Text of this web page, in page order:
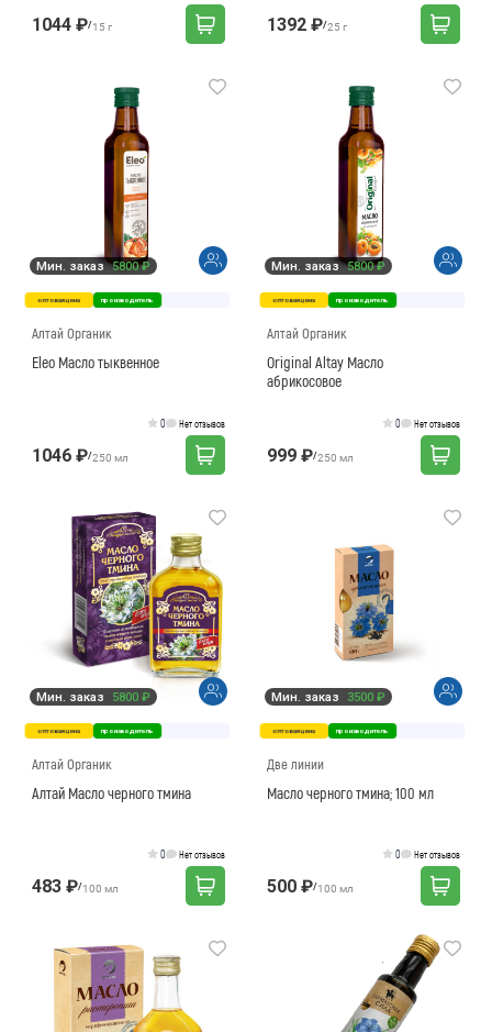
1044 ₽/15 г 1392 ₽/25 г
Мин. заказ 5800 ₽
оптовая цена производитель
Алтай Органик
Eleo Масло тыквенное
0 Нет отзывов
1046 ₽/250 мл
Мин. заказ 5800 ₽
оптовая цена производитель
Алтай Органик
Original Altay Масло
абрикосовое
0 Нет отзывов
999 ₽/250 мл
Мин. заказ 5800 ₽
оптовая цена производитель
Алтай Органик
Алтай Масло черного тмина
0 Нет отзывов
483 ₽/100 мл
Мин. заказ 3500 ₽
оптовая цена производитель
Две линии
Масло черного тмина; 100 мл
0 Нет отзывов
500 ₽/100 мл